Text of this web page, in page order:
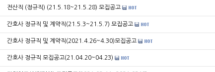
전산직 (정규직) (21.5.18~21.5.28) 모집공고
간호사 정규직 및 계약직(21.5.3~21.5.7) 모집공고
간호사 정규직 및 계약직(2021.4.26~4.30)모집공고
간호사 정규직 모집공고(21.04.20~04.23)